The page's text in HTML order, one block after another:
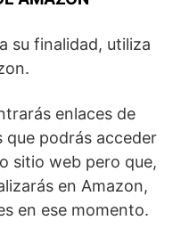
su finalidad, utiliza
enlaces de
que podrás acceder
sitio web pero que,
en Amazon,
en ese momento.